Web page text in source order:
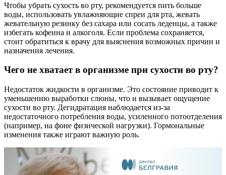
Чтобы убрать сухость во рту, рекомендуется пить больше
воды, использовать увлажняющие спреи для рта, жевать
жевательную резинку без сахара или сосать леденцы, а также
избегать кофеина и алкоголя. Если проблема сохраняется,
стоит обратиться к врачу для выяснения возможных причин и
назначения лечения.
Чего не хватает в организме при сухости во рту?
Недостаток жидкости в организме. Это состояние приводит к
уменьшению выработки слюны, что и вызывает ощущение
сухости во рту. Дегидратация наблюдается из-за
недостаточного потребления воды, усиленного потоотделения
(например, на фоне физической нагрузки). Гормональные
изменения также играют важную роль.